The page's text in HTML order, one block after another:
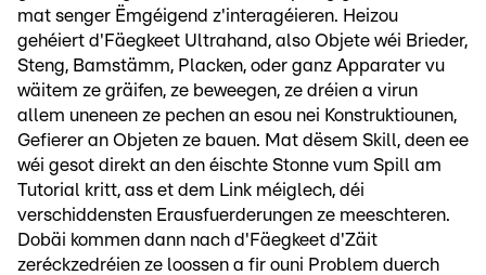
mat senger Ëmgéigend z'interagéieren. Heizou
gehéiert d'Fäegkeet Ultrahand, also Objete wéi Brieder,
Steng, Bamstämm, Placken, oder ganz Apparater vu
wäitem ze gräifen, ze beweegen, ze dréien a virun
allem uneneen ze pechen an esou nei Konstruktiounen,
Gefierer an Objeten ze bauen. Mat dësem Skill, deen ee
wéi gesot direkt an den éischte Stonne vum Spill am
Tutorial kritt, ass et dem Link méiglech, déi
verschiddensten Erausfuerderungen ze meeschteren.
Dobäi kommen dann nach d'Fäegkeet d'Zäit
zeréckzedréien ze loossen a fir ouni Problem duerch